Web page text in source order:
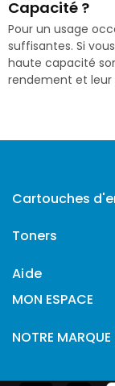
Capacité ?
Pour un usage
suffisantes. Si
haute capacité
rendement et leur
Cartouches
Toners
Aide
MON ESPACE
NOTRE MARQUE